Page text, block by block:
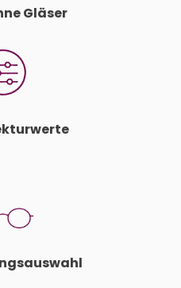
Gläser